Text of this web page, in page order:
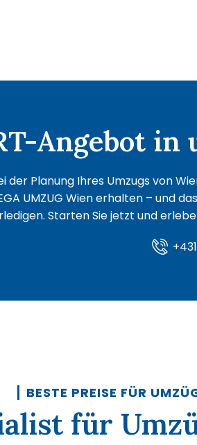
Angebot
der Planung Ihres Umzugs von
UMZUG Wien erhalten – und das
Starten Sie jetzt und
BESTE PREISE FÜR
für